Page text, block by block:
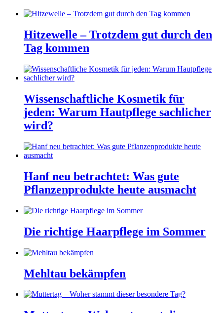
Hitzewelle – Trotzdem gut durch den
Tag kommen
Wissenschaftliche Kosmetik für
jeden: Warum Hautpflege sachlicher
wird?
Hanf neu betrachtet: Was gute
Pflanzenprodukte heute ausmacht
Die richtige Haarpflege im Sommer
Mehltau bekämpfen